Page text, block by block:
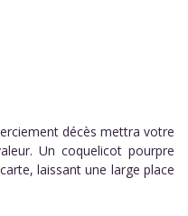
décès mettra votre
Un coquelicot pourpre
laissant une large place